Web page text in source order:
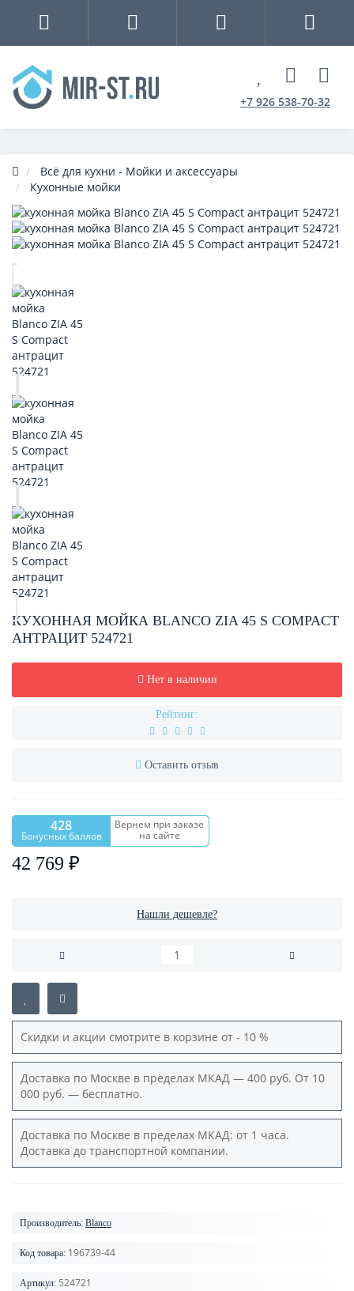
+7 926 538-70-32
Всё для кухни - Мойки и аксессуары
Кухонные мойки
КУХОННАЯ МОЙКА BLANCO ZIA 45 S COMPACT
АНТРАЦИТ 524721
Нет в наличии
Рейтинг:
Оставить отзыв
428
Бонусных баллов
Вернем при заказе
на сайте
42 769 ₽
Нашли дешевле?
Скидки и акции смотрите в корзине от - 10 %
Доставка по Москве в пределах МКАД — 400 руб. От 10
000 руб. — бесплатно.
Доставка по Москве в пределах МКАД: от 1 часа.
Доставка до транспортной компании.
Производитель: Blanco
Код товара: 196739-44
Артикул: 524721